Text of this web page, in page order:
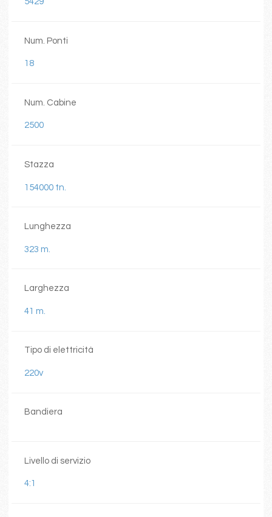
Num. Ponti
18
Num. Cabine
2500
Stazza
154000 tn.
Lunghezza
323 m.
Larghezza
41 m.
Tipo di elettricità
220v
Bandiera
Livello di servizio
4:1